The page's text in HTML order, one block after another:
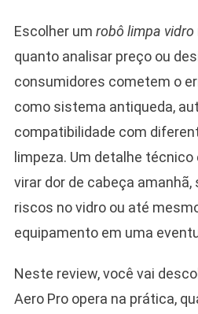
Escolher um robô limpa vidro
quanto analisar preço ou
consumidores cometem o
como sistema antiqueda,
compatibilidade com
limpeza. Um detalhe técnico
virar dor de cabeça amanhã,
riscos no vidro ou até
equipamento em uma
Neste review, você vai
Aero Pro opera na prática,